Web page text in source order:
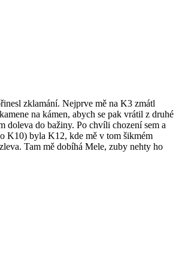
zklamání. Nejprve mě na K3 zmátl
na kámen, abych se pak vrátil z druhé
doleva do bažiny. Po chvíli chození sem a
K10) byla K12, kde mě v tom šikmém
Tam mě dobíhá Mele, zuby nehty ho